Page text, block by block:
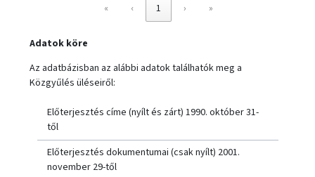
«
‹ 1 › »
Adatok köre
Az adatbázisban az alábbi adatok találhatók meg a
Közgyűlés üléseiről:
Előterjesztés címe (nyílt és zárt) 1990. október 31-
től
Előterjesztés dokumentumai (csak nyílt) 2001.
november 29-től